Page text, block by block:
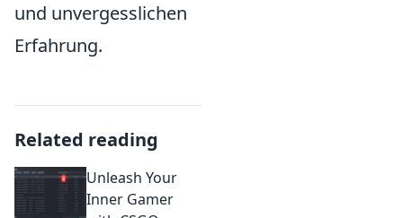
und unvergesslichen
Erfahrung.
Related reading
Unleash Your
Inner Gamer